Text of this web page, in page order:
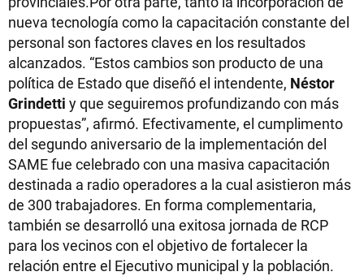
nueva tecnología como la capacitación constante del
personal son factores claves en los resultados
alcanzados. “Estos cambios son producto de una
política de Estado que diseñó el intendente, Néstor
Grindetti y que seguiremos profundizando con más
propuestas”, afirmó. Efectivamente, el cumplimento
del segundo aniversario de la implementación del
SAME fue celebrado con una masiva capacitación
destinada a radio operadores a la cual asistieron más
de 300 trabajadores. En forma complementaria,
también se desarrolló una exitosa jornada de RCP
para los vecinos con el objetivo de fortalecer la
relación entre el Ejecutivo municipal y la población.